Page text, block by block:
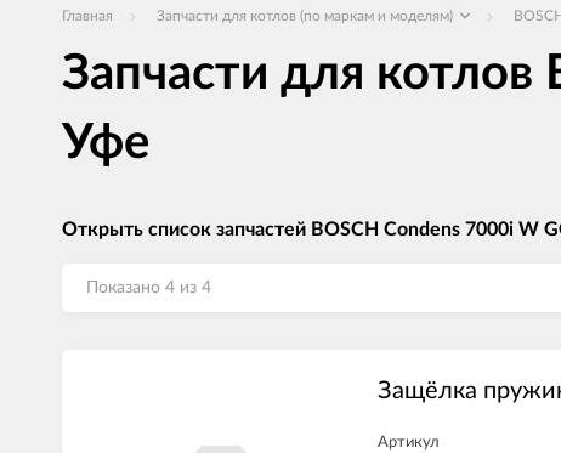
Главная Запчасти для котлов (по маркам и моделям)
Запчасти для котлов
Уфе
Открыть список запчастей BOSCH Condens 7000i W
Показано 4 из 4
Защёлка
Артикул